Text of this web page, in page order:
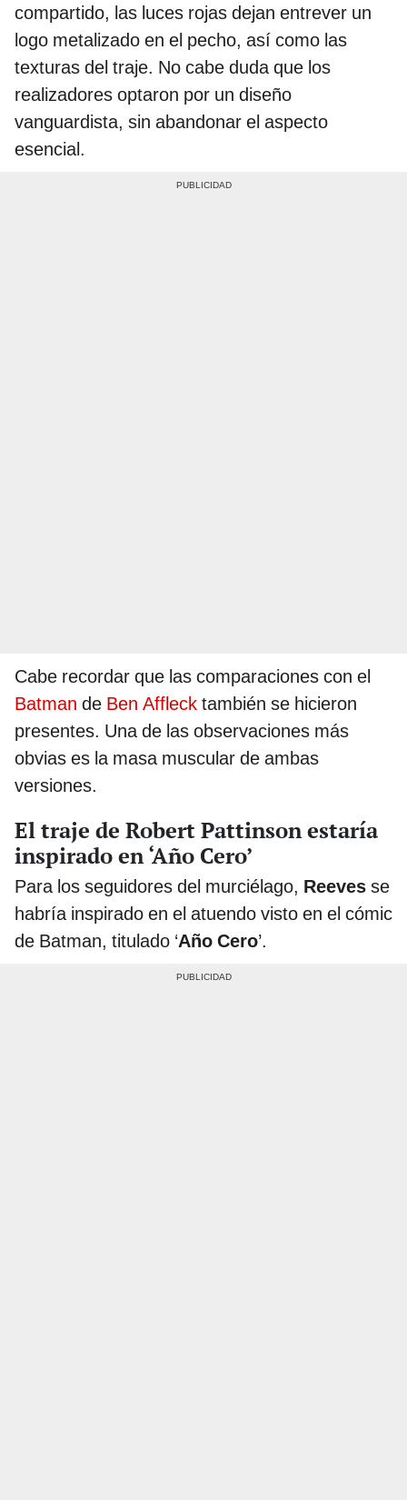
compartido, las luces rojas dejan entrever un
logo metalizado en el pecho, así como las
texturas del traje. No cabe duda que los
realizadores optaron por un diseño
vanguardista, sin abandonar el aspecto
esencial.
Cabe recordar que las comparaciones con el
Batman de Ben Affleck también se hicieron
presentes. Una de las observaciones más
obvias es la masa muscular de ambas
versiones.
El traje de Robert Pattinson estaría
inspirado en ‘Año Cero’
Para los seguidores del murciélago, Reeves se
habría inspirado en el atuendo visto en el cómic
de Batman, titulado ‘Año Cero’.